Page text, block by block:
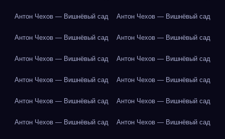
Антон Чехов — Вишнёвый сад Антон Чехов — Вишнёвый сад
Антон Чехов — Вишнёвый сад Антон Чехов — Вишнёвый сад
Антон Чехов — Вишнёвый сад Антон Чехов — Вишнёвый сад
Антон Чехов — Вишнёвый сад Антон Чехов — Вишнёвый сад
Антон Чехов — Вишнёвый сад Антон Чехов — Вишнёвый сад
Антон Чехов — Вишнёвый сад Антон Чехов — Вишнёвый сад